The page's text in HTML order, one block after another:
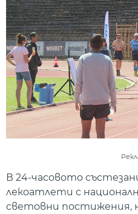
В 24-часовото
лекоатлети с
световни постижения,